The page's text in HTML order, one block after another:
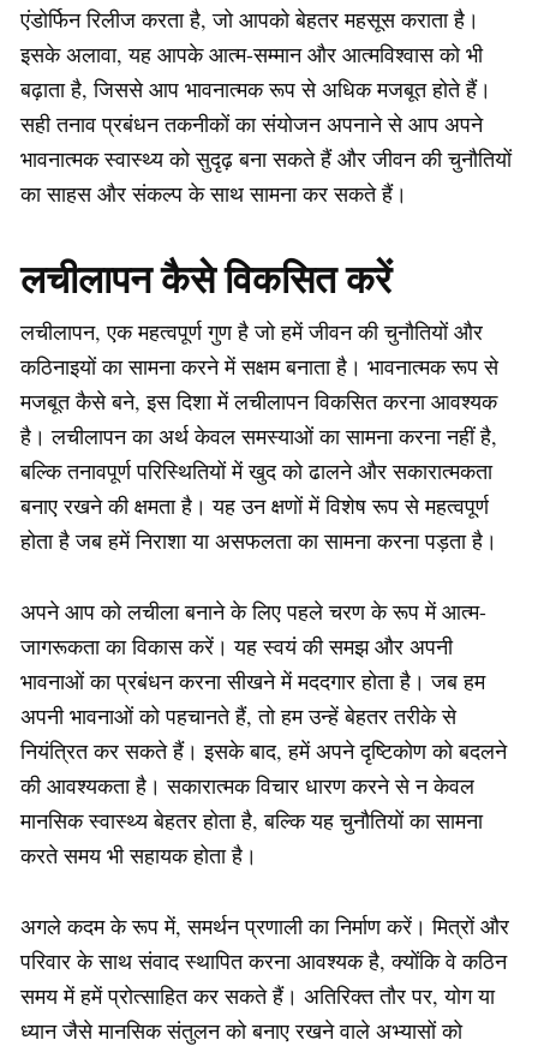
एंडोर्फिन रिलीज करता है, जो आपको बेहतर महसूस कराता है।
इसके अलावा, यह आपके आत्म-सम्मान और आत्मविश्वास को भी
बढ़ाता है, जिससे आप भावनात्मक रूप से अधिक मजबूत होते हैं।
सही तनाव प्रबंधन तकनीकों का संयोजन अपनाने से आप अपने
भावनात्मक स्वास्थ्य को सुदृढ़ बना सकते हैं और जीवन की चुनौतियों
का साहस और संकल्प के साथ सामना कर सकते हैं।
लचीलापन कैसे विकसित करें
लचीलापन, एक महत्वपूर्ण गुण है जो हमें जीवन की चुनौतियों और
कठिनाइयों का सामना करने में सक्षम बनाता है। भावनात्मक रूप से
मजबूत कैसे बने, इस दिशा में लचीलापन विकसित करना आवश्यक
है। लचीलापन का अर्थ केवल समस्याओं का सामना करना नहीं है,
बल्कि तनावपूर्ण परिस्थितियों में खुद को ढालने और सकारात्मकता
बनाए रखने की क्षमता है। यह उन क्षणों में विशेष रूप से महत्वपूर्ण
होता है जब हमें निराशा या असफलता का सामना करना पड़ता है।
अपने आप को लचीला बनाने के लिए पहले चरण के रूप में आत्म-
जागरूकता का विकास करें। यह स्वयं की समझ और अपनी
भावनाओं का प्रबंधन करना सीखने में मददगार होता है। जब हम
अपनी भावनाओं को पहचानते हैं, तो हम उन्हें बेहतर तरीके से
नियंत्रित कर सकते हैं। इसके बाद, हमें अपने दृष्टिकोण को बदलने
की आवश्यकता है। सकारात्मक विचार धारण करने से न केवल
मानसिक स्वास्थ्य बेहतर होता है, बल्कि यह चुनौतियों का सामना
करते समय भी सहायक होता है।
अगले कदम के रूप में, समर्थन प्रणाली का निर्माण करें। मित्रों और
परिवार के साथ संवाद स्थापित करना आवश्यक है, क्योंकि वे कठिन
समय में हमें प्रोत्साहित कर सकते हैं। अतिरिक्त तौर पर, योग या
ध्यान जैसे मानसिक संतुलन को बनाए रखने वाले अभ्यासों को